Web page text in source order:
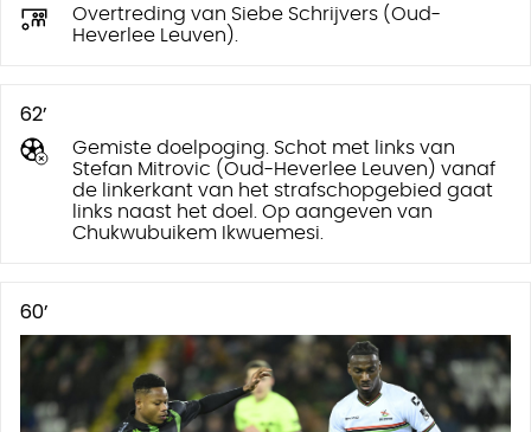
Overtreding van Siebe Schrijvers (Oud-
Heverlee Leuven).
62’
Gemiste doelpoging. Schot met links van
Stefan Mitrovic (Oud-Heverlee Leuven) vanaf
de linkerkant van het strafschopgebied gaat
links naast het doel. Op aangeven van
Chukwubuikem Ikwuemesi.
60’